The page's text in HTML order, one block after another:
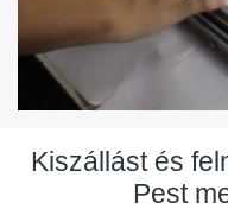
Kiszállást és
Pest